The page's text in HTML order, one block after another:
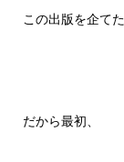
この出版を企てた
だから最初、